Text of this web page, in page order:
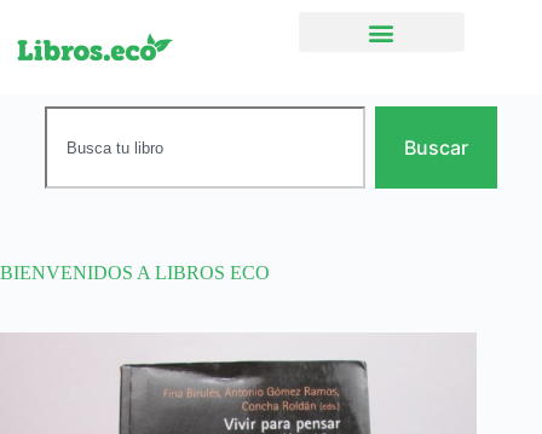
Buscar
BIENVENIDOS A LIBROS ECO